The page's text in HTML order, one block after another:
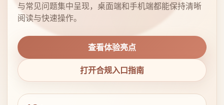
与常见问题集中呈现，桌面端和手机端都能保持清晰
阅读与快速操作。
查看体验亮点
打开合规入口指南